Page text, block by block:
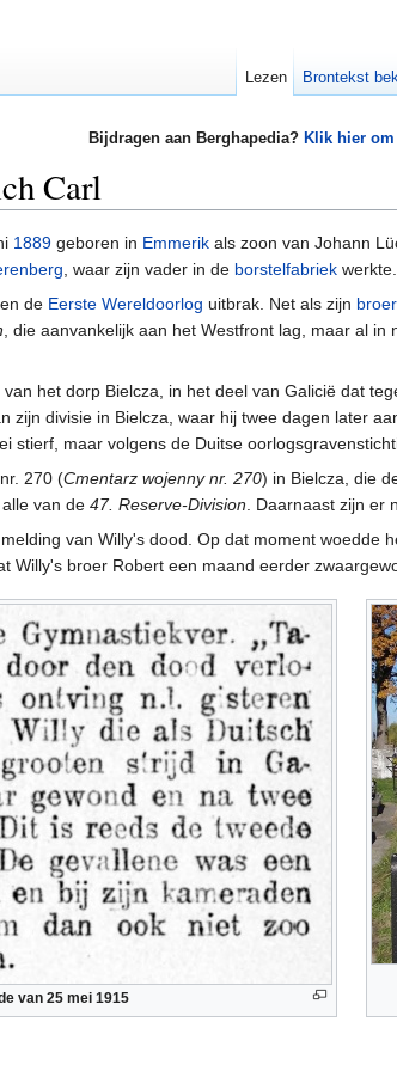
Bijdragen aan Berghapedia? Klik hier
Carl
1889 geboren in Emmerik als zoon van Johann
, waar zijn vader in de borstelfabriek
de Eerste Wereldoorlog uitbrak. Net als zijn
, die aanvankelijk aan het Westfront lag, maar al in
het dorp Bielcza, in het deel van Galicië dat
zijn divisie in Bielcza, waar hij twee dagen later
stierf, maar volgens de Duitse
270 (Cmentarz wojenny nr. 270) in Bielcza, die
van de 47. Reserve-Division. Daarnaast zijn er
melding van Willy's dood. Op dat moment woedde
Willy's broer Robert een maand eerder
van 25 mei 1915
Lezen Brontekst